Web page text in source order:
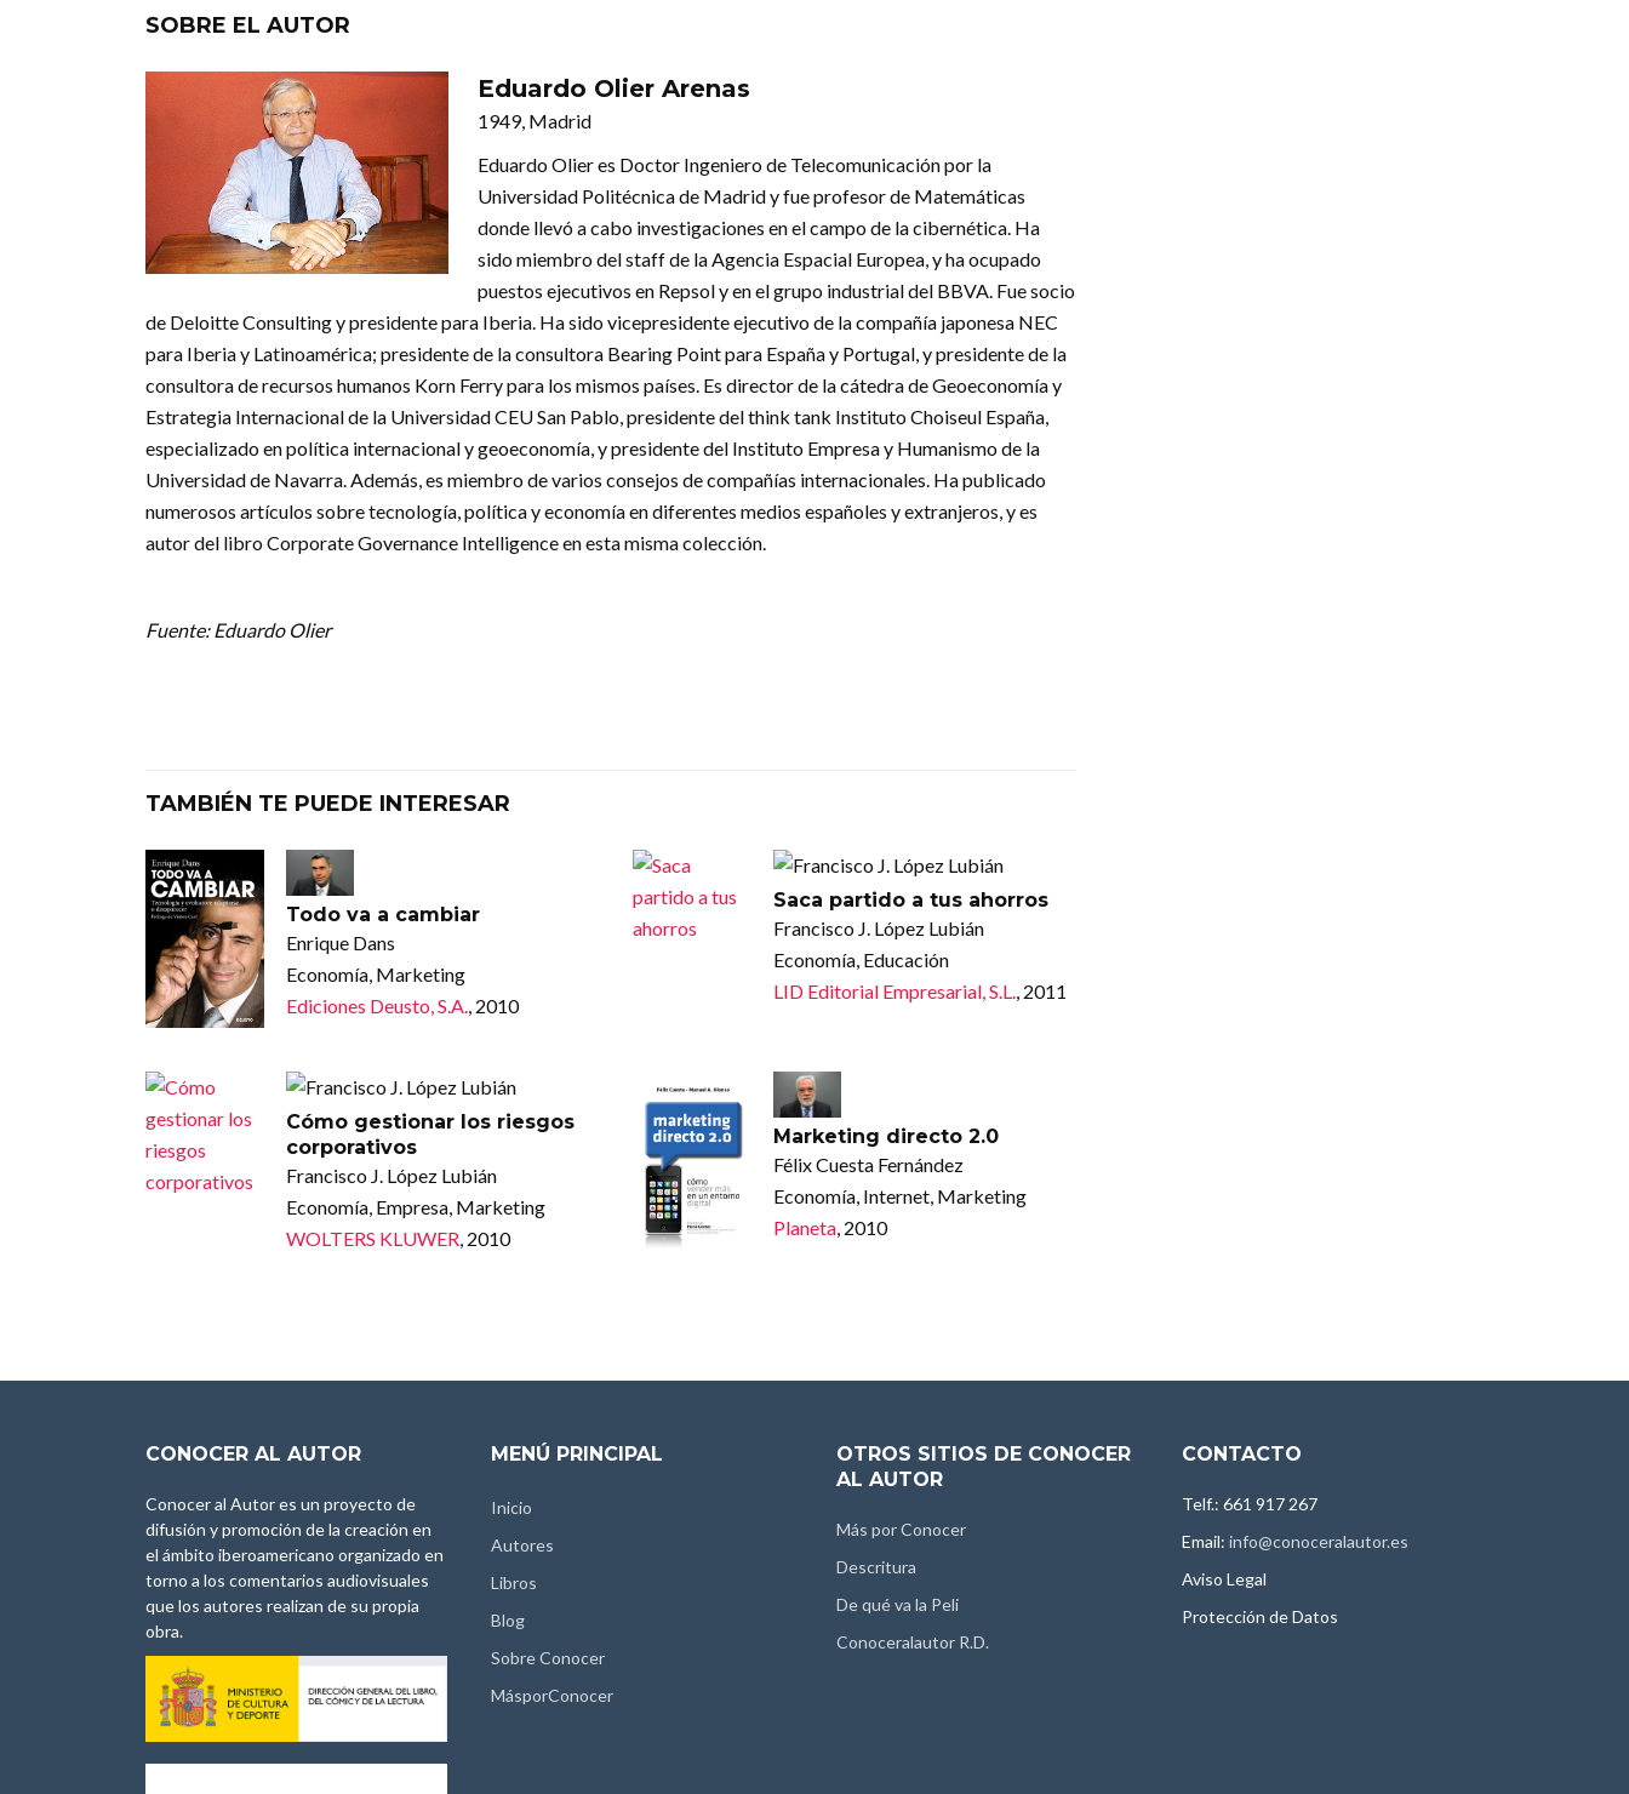
SOBRE EL AUTOR
Eduardo Olier Arenas
1949, Madrid
Eduardo Olier es Doctor Ingeniero de Telecomunicación por la
Universidad Politécnica de Madrid y fue profesor de Matemáticas
donde llevó a cabo investigaciones en el campo de la cibernética. Ha
sido miembro del staff de la Agencia Espacial Europea, y ha ocupado
puestos ejecutivos en Repsol y en el grupo industrial del BBVA. Fue socio
de Deloitte Consulting y presidente para Iberia. Ha sido vicepresidente ejecutivo de la compañía japonesa NEC
para Iberia y Latinoamérica; presidente de la consultora Bearing Point para España y Portugal, y presidente de la
consultora de recursos humanos Korn Ferry para los mismos países. Es director de la cátedra de Geoeconomía y
Estrategia Internacional de la Universidad CEU San Pablo, presidente del think tank Instituto Choiseul España,
especializado en política internacional y geoeconomía, y presidente del Instituto Empresa y Humanismo de la
Universidad de Navarra. Además, es miembro de varios consejos de compañías internacionales. Ha publicado
numerosos artículos sobre tecnología, política y economía en diferentes medios españoles y extranjeros, y es
autor del libro Corporate Governance Intelligence en esta misma colección.
Fuente: Eduardo Olier
TAMBIÉN TE PUEDE INTERESAR
Todo va a cambiar
Enrique Dans
Economía, Marketing
Ediciones Deusto, S.A., 2010
Saca partido a tus ahorros
Francisco J. López Lubián
Economía, Educación
LID Editorial Empresarial, S.L., 2011
Cómo gestionar los riesgos
corporativos
Francisco J. López Lubián
Economía, Empresa, Marketing
WOLTERS KLUWER, 2010
Marketing directo 2.0
Félix Cuesta Fernández
Economía, Internet, Marketing
Planeta, 2010
CONOCER AL AUTOR
Conocer al Autor es un proyecto de
difusión y promoción de la creación en
el ámbito iberoamericano organizado en
torno a los comentarios audiovisuales
que los autores realizan de su propia
obra.
MENÚ PRINCIPAL
Inicio
Autores
Libros
Blog
Sobre Conocer
MásporConocer
OTROS SITIOS DE CONOCER
AL AUTOR
Más por Conocer
Descritura
De qué va la Peli
Conoceralautor R.D.
CONTACTO
Telf.: 661 917 267
Email: info@conoceralautor.es
Aviso Legal
Protección de Datos